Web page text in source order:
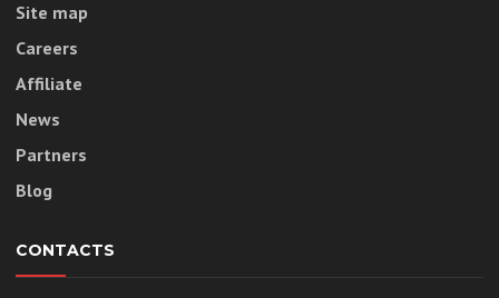
Site map
Careers
Affiliate
News
Partners
Blog
CONTACTS